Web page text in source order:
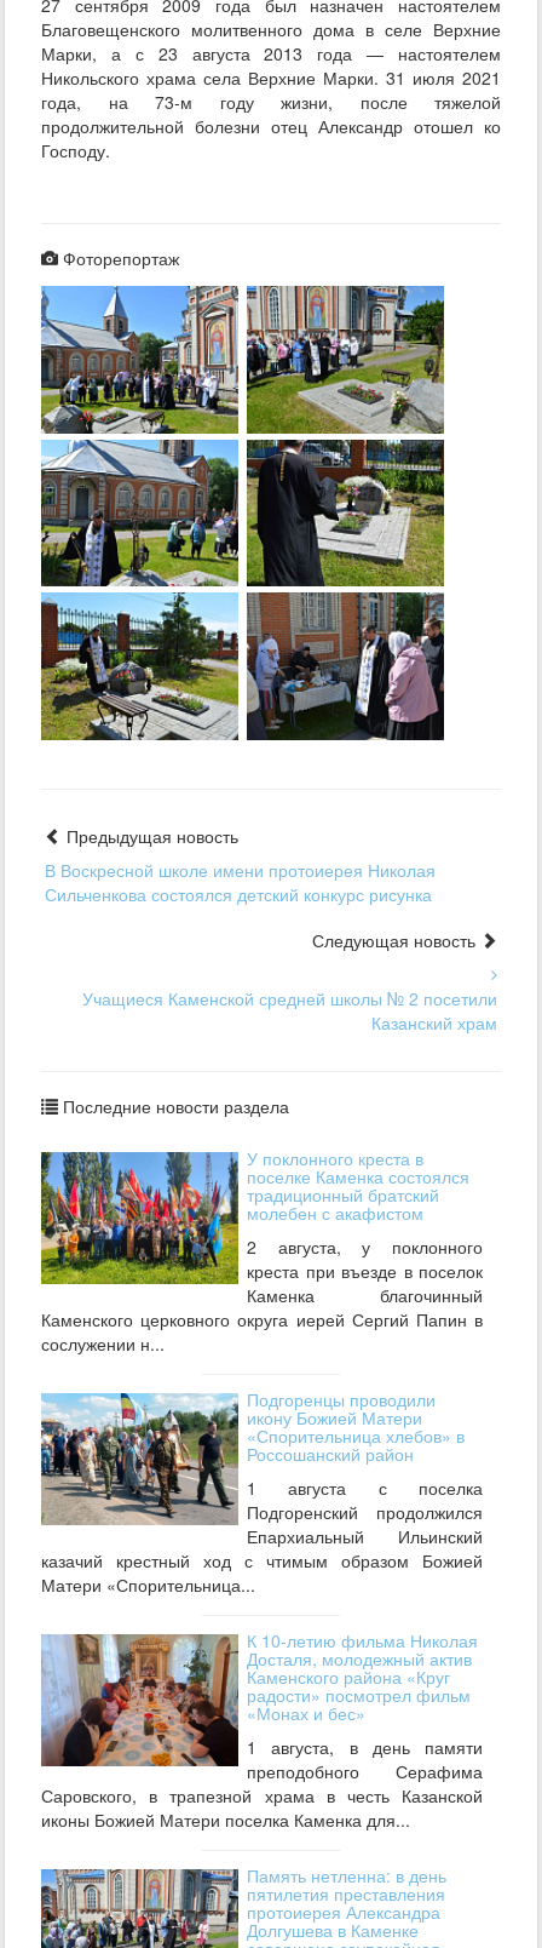
Благовещенского молитвенного дома в селе Верхние
Марки, а с 23 августа 2013 года — настоятелем
Никольского храма села Верхние Марки. 31 июля 2021
года, на 73-м году жизни, после тяжелой
продолжительной болезни отец Александр отошел ко
Господу.
Фоторепортаж
Предыдущая новость
В Воскресной школе имени протоиерея Николая
Сильченкова состоялся детский конкурс рисунка
Следующая новость
Учащиеся Каменской средней школы № 2 посетили
Казанский храм
Последние новости раздела
У поклонного креста в
поселке Каменка состоялся
традиционный братский
молебен с акафистом
2 августа, у поклонного
креста при въезде в поселок
Каменка благочинный
Каменского церковного округа иерей Сергий Папин в
сослужении н...
Подгоренцы проводили
икону Божией Матери
«Спорительница хлебов» в
Россошанский район
1 августа с поселка
Подгоренский продолжился
Епархиальный Ильинский
казачий крестный ход с чтимым образом Божией
Матери «Спорительница...
К 10-летию фильма Николая
Досталя, молодежный актив
Каменского района «Круг
радости» посмотрел фильм
«Монах и бес»
1 августа, в день памяти
преподобного Серафима
Саровского, в трапезной храма в честь Казанской
иконы Божией Матери поселка Каменка для...
Память нетленна: в день
пятилетия преставления
протоиерея Александра
Долгушева в Каменке